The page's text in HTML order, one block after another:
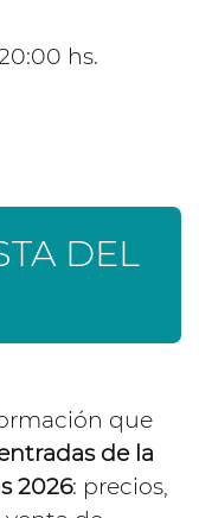
hs.
DEL
que
de la
2026: precios,